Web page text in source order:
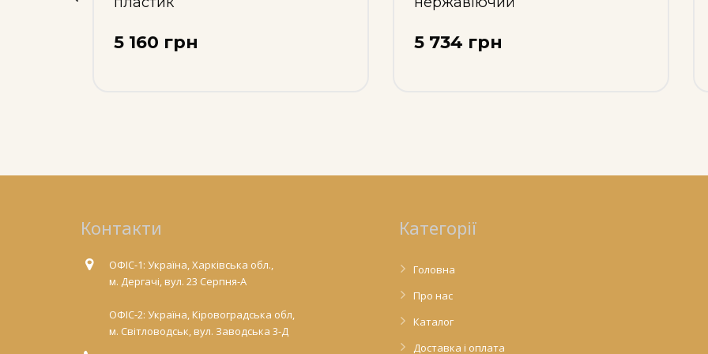
5 160 грн 5 734 грн
Контакти
ОФІС-1: Україна, Харківська обл.,
м. Дергачі, вул. 23 Серпня-А
ОФІС-2: Україна, Кіровоградська обл,
м. Світловодськ, вул. Заводська 3-Д
Категорії
Головна
Про нас
Каталог
Доставка і оплата